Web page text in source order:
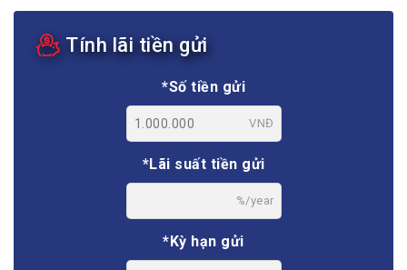
Tính lãi tiền gửi
*Số tiền gửi
VNĐ
*Lãi suất tiền gửi
%/year
*Kỳ hạn gửi